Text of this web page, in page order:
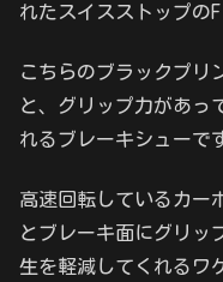
れたスイスストップの
こちらのブラックプリ
と、グリップ力があっ
れるブレーキシューで
高速回転しているカー
とブレーキ面にグリッ
生を軽減してくれるワ